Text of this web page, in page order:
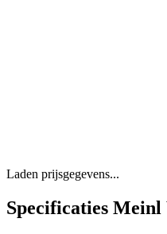
Laden prijsgegevens...
Specificaties